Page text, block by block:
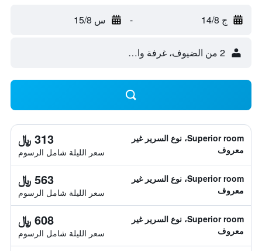
ج 14/8 - س 15/8
2 من الضيوف، غرفة واحدة
Superior room، نوع السرير غير
معروف
313 ﷼
سعر الليلة شامل الرسوم
Superior room، نوع السرير غير
معروف
563 ﷼
سعر الليلة شامل الرسوم
Superior room، نوع السرير غير
معروف
608 ﷼
سعر الليلة شامل الرسوم